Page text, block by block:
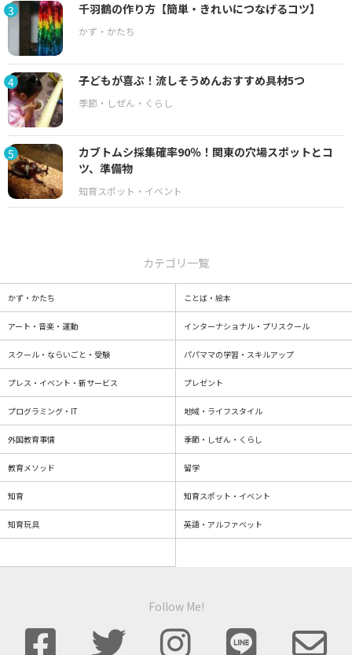
3 千羽鶴の作り方【簡単・きれいにつなげるコツ】
4 子どもが喜ぶ！流しそうめんおすすめ具材5つ
5
カブトムシ採集確率90％！関東の穴場スポットとコ
ツ、準備物
カテゴリ一覧
かず・かたち ことば・絵本
アート・音楽・運動 インターナショナル・プリスクール
スクール・ならいごと・受験 パパママの学習・スキルアップ
プレス・イベント・新サービス プレゼント
プログラミング・IT 地域・ライフスタイル
外国教育事情 季節・しぜん・くらし
教育メソッド 留学
知育 知育スポット・イベント
知育玩具 英語・アルファベット
Follow Me!